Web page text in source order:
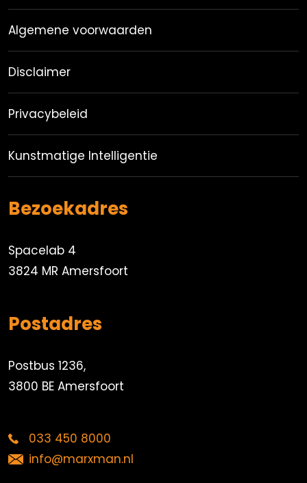
Algemene voorwaarden
Disclaimer
Privacybeleid
Kunstmatige Intelligentie
Bezoekadres
Spacelab 4
3824 MR Amersfoort
Postadres
Postbus 1236,
3800 BE Amersfoort
033 450 8000
info@marxman.nl